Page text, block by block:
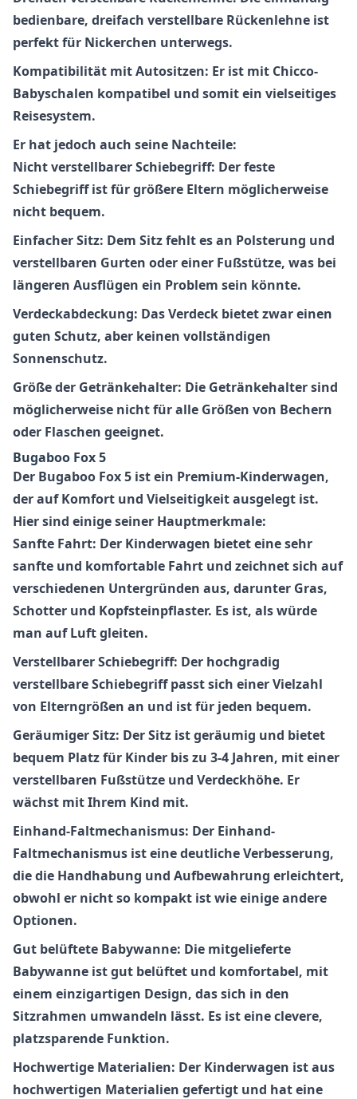
bedienbare, dreifach verstellbare Rückenlehne ist
perfekt für Nickerchen unterwegs.
Kompatibilität mit Autositzen: Er ist mit Chicco-
Babyschalen kompatibel und somit ein vielseitiges
Reisesystem.
Er hat jedoch auch seine Nachteile:
Nicht verstellbarer Schiebegriff: Der feste
Schiebegriff ist für größere Eltern möglicherweise
nicht bequem.
Einfacher Sitz: Dem Sitz fehlt es an Polsterung und
verstellbaren Gurten oder einer Fußstütze, was bei
längeren Ausflügen ein Problem sein könnte.
Verdeckabdeckung: Das Verdeck bietet zwar einen
guten Schutz, aber keinen vollständigen
Sonnenschutz.
Größe der Getränkehalter: Die Getränkehalter sind
möglicherweise nicht für alle Größen von Bechern
oder Flaschen geeignet.
Bugaboo Fox 5
Der Bugaboo Fox 5 ist ein Premium-Kinderwagen,
der auf Komfort und Vielseitigkeit ausgelegt ist.
Hier sind einige seiner Hauptmerkmale:
Sanfte Fahrt: Der Kinderwagen bietet eine sehr
sanfte und komfortable Fahrt und zeichnet sich auf
verschiedenen Untergründen aus, darunter Gras,
Schotter und Kopfsteinpflaster. Es ist, als würde
man auf Luft gleiten.
Verstellbarer Schiebegriff: Der hochgradig
verstellbare Schiebegriff passt sich einer Vielzahl
von Elterngrößen an und ist für jeden bequem.
Geräumiger Sitz: Der Sitz ist geräumig und bietet
bequem Platz für Kinder bis zu 3-4 Jahren, mit einer
verstellbaren Fußstütze und Verdeckhöhe. Er
wächst mit Ihrem Kind mit.
Einhand-Faltmechanismus: Der Einhand-
Faltmechanismus ist eine deutliche Verbesserung,
die die Handhabung und Aufbewahrung erleichtert,
obwohl er nicht so kompakt ist wie einige andere
Optionen.
Gut belüftete Babywanne: Die mitgelieferte
Babywanne ist gut belüftet und komfortabel, mit
einem einzigartigen Design, das sich in den
Sitzrahmen umwandeln lässt. Es ist eine clevere,
platzsparende Funktion.
Hochwertige Materialien: Der Kinderwagen ist aus
hochwertigen Materialien gefertigt und hat eine